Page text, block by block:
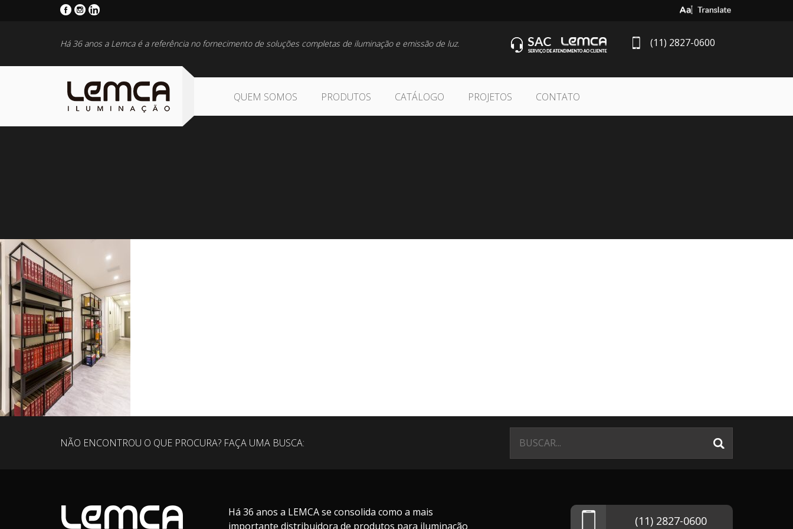
Select Language
Há 36 anos a Lemca é a referência no fornecimento de soluções completas de iluminação e emissão de luz. (11) 2827-0600
QUEM SOMOS PRODUTOS CATÁLOGO PROJETOS CONTATO
NÃO ENCONTROU O QUE PROCURA? FAÇA UMA BUSCA:
Há 36 anos a LEMCA se consolida como a mais
importante distribuidora de produtos para iluminação
(11) 2827-0600